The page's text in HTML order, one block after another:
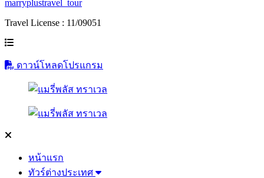
marryplustravel_tour
Travel License : 11/09051
ดาวน์โหลดโปรแกรม
หน้าแรก
ทัวร์ต่างประเทศ